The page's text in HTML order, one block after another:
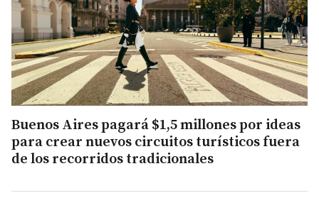
Buenos Aires pagará $1,5 millones por ideas
para crear nuevos circuitos turísticos fuera
de los recorridos tradicionales